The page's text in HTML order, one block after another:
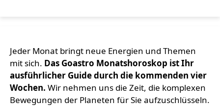
Jeder Monat bringt neue Energien und Themen
mit sich. Das Goastro Monatshoroskop ist Ihr
ausführlicher Guide durch die kommenden vier
Wochen. Wir nehmen uns die Zeit, die komplexen
Bewegungen der Planeten für Sie aufzuschlüsseln.